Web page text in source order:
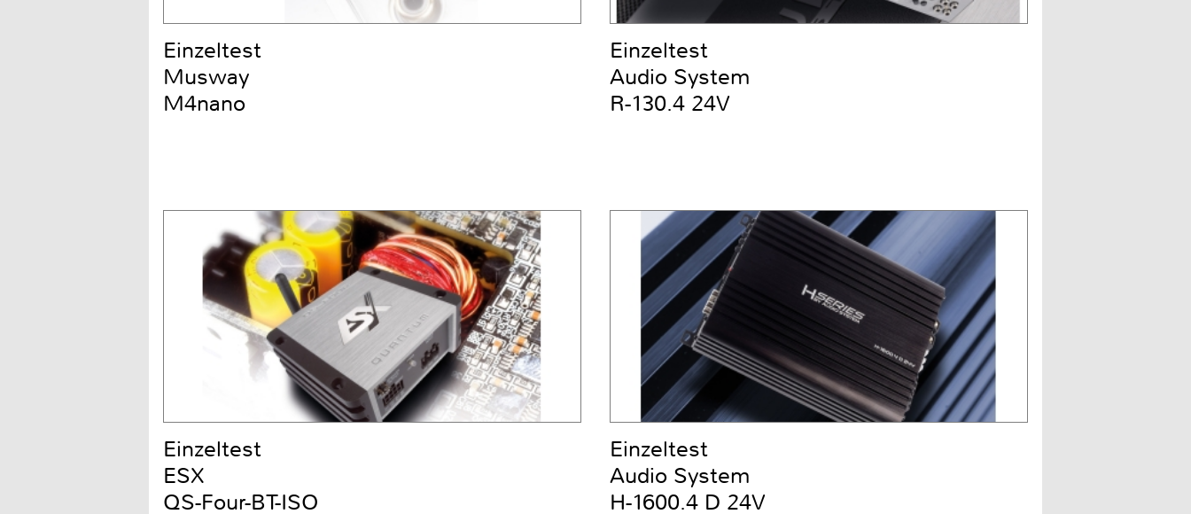
Einzeltest
Musway
M4nano
Einzeltest
Audio System
R-130.4 24V
Einzeltest
ESX
QS-Four-BT-ISO
Einzeltest
Audio System
H-1600.4 D 24V